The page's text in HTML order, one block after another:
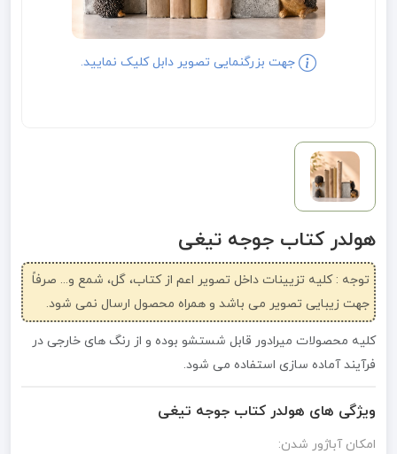
جهت بزرگنمایی تصویر دابل کلیک نمایید.
هولدر کتاب جوجه تیغی
توجه : کلیه تزیینات داخل تصویر اعم از کتاب، گل، شمع و... صرفاً
جهت زیبایی تصویر می باشد و همراه محصول ارسال نمی شود.
کلیه محصولات میرادور قابل شستشو بوده و از رنگ های خارجی در
فرآیند آماده سازی استفاده می شود.
ویژگی های هولدر کتاب جوجه تیغی
امکان آباژور شدن: